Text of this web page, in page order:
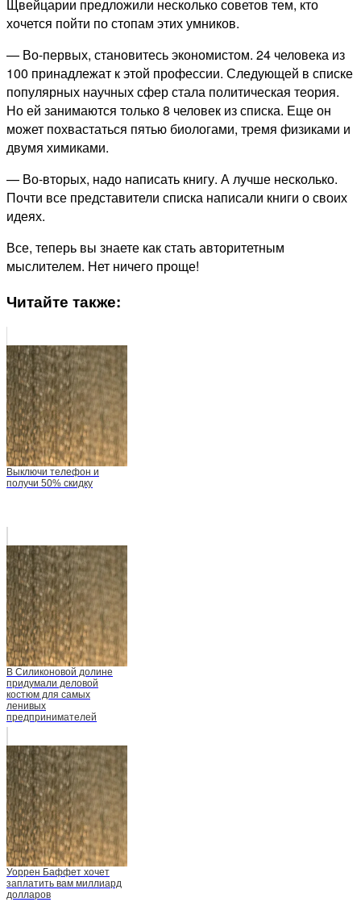
Щвейцарии предложили несколько советов тем, кто
хочется пойти по стопам этих умников.
— Во-первых, становитесь экономистом. 24 человека из
100 принадлежат к этой профессии. Следующей в списке
популярных научных сфер стала политическая теория.
Но ей занимаются только 8 человек из списка. Еще он
может похвастаться пятью биологами, тремя физиками и
двумя химиками.
— Во-вторых, надо написать книгу. А лучше несколько.
Почти все представители списка написали книги о своих
идеях.
Все, теперь вы знаете как стать авторитетным
мыслителем. Нет ничего проще!
Читайте также:
Выключи телефон и
получи 50% скидку
В Силиконовой долине
придумали деловой
костюм для самых
ленивых
предпринимателей
Уоррен Баффет хочет
заплатить вам миллиард
долларов